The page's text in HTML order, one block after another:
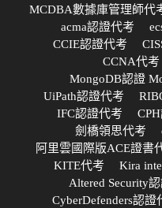
MCDBA數據庫管理師代
acma認證代考
CCIE認證代考
CCNA代考
MongoDB認證
UiPath認證代考
IFC認證代考
劍橋領思代考
阿里雲國際版ACE證書
KITE代考
Kira
Altered Security
CyberDefenders認證